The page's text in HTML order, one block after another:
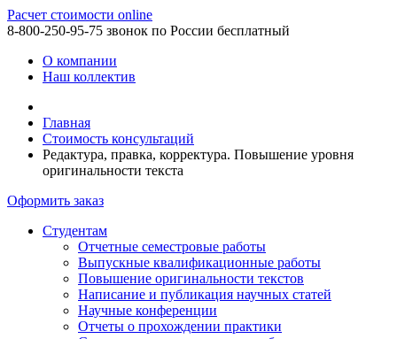
Расчет стоимости online
8-800-250-95-75 звонок по России бесплатный
О компании
Наш коллектив
Главная
Стоимость консультаций
Редактура, правка, корректура. Повышение уровня
оригинальности текста
Оформить заказ
Студентам
Отчетные семестровые работы
Выпускные квалификационные работы
Повышение оригинальности текстов
Написание и публикация научных статей
Научные конференции
Отчеты о прохождении практики